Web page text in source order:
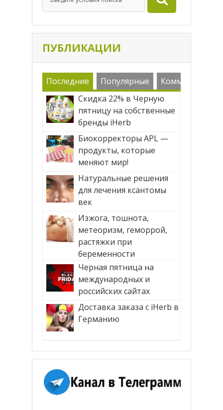
ПУБЛИКАЦИИ
Последние Популярные
Комменарии
Скидка 22% в Черную
пятницу на собственные
бренды iHerb
Биокорректоры APL —
продукты, которые
меняют мир!
Натуральные решения
для лечения ксантомы
век
Изжога, тошнота,
метеоризм, геморрой,
растяжки при
беременности
Черная пятница на
международных и
российских сайтах
Доставка заказа с iHerb в
Германию